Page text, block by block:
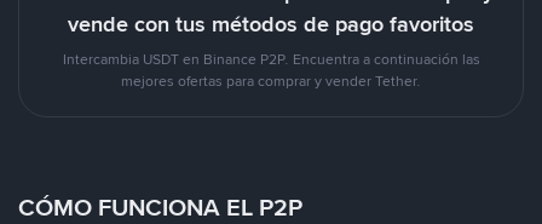
vende con tus métodos de pago favoritos
Intercambia USDT en Binance P2P. Encuentra a continuación las
mejores ofertas para comprar y vender Tether.
CÓMO FUNCIONA EL P2P